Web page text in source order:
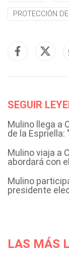
PROTECCIÓN
SEGUIR
Mulino llega a
de la
Mulino viaja a
abordará con
Mulino
presidente
LAS MÁS